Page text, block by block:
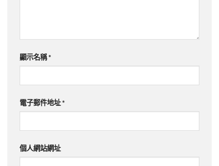
顯示名稱*
電子郵件地址*
個人網站網址